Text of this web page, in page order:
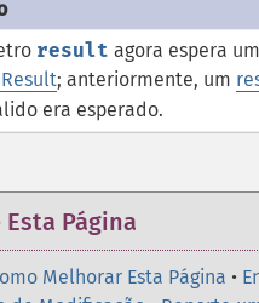
result agora espera
; anteriormente, um
era esperado.
Página
Melhorar Esta Página •